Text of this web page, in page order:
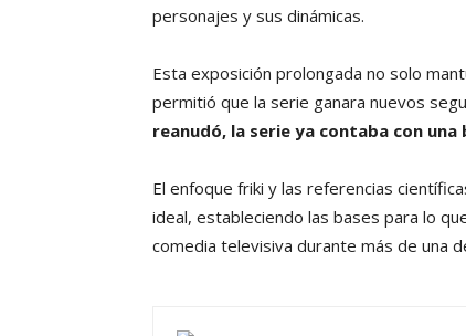
personajes y sus dinámicas.
Esta exposición prolongada no solo
permitió que la serie ganara nuevos
reanudó, la serie ya contaba con
El enfoque friki y las referencias
ideal, estableciendo las bases para lo
comedia televisiva durante más de una